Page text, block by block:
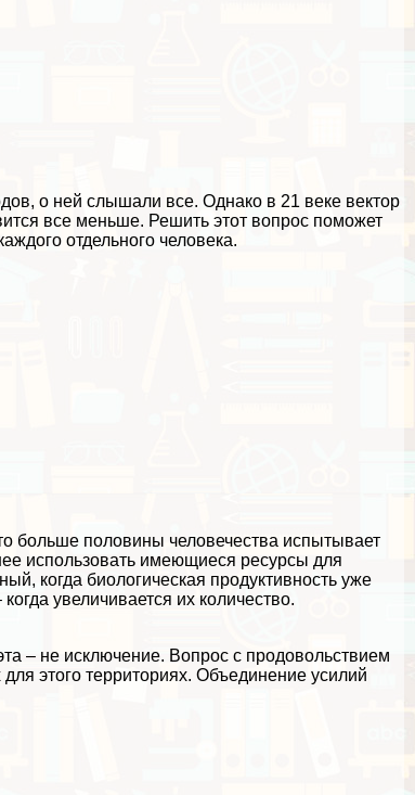
о ней слышали все. Однако в 21 веке вектор
все меньше. Решить этот вопрос поможет
отдельного человека.
больше половины человечества испытывает
использовать имеющиеся ресурсы для
когда биологическая продуктивность уже
увеличивается их количество.
– не исключение. Вопрос с продовольствием
этого территориях. Объединение усилий